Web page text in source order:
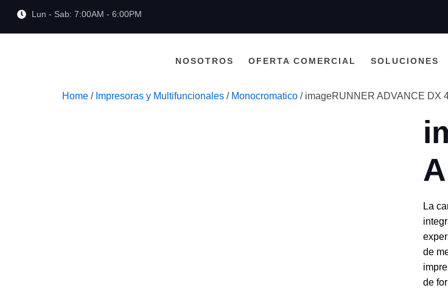
Lun - Sab: 7:00AM - 6:00PM
NOSOTROS OFERTA COMERCIAL SOLUCIONES
Home / Impresoras y Multifuncionales / Monocromatico / imageRUNNER ADVANCE DX
La
de
de